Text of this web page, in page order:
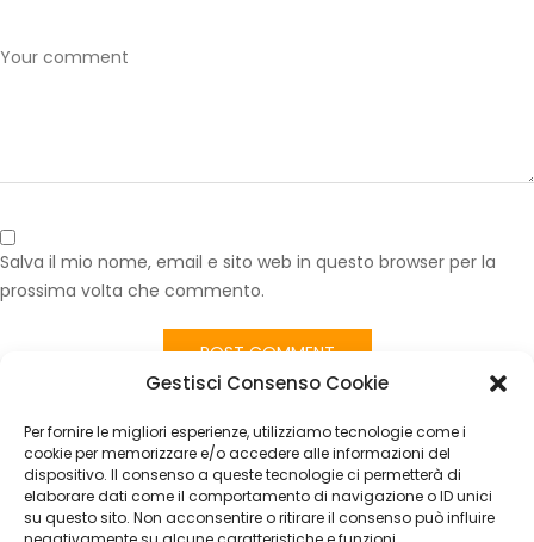
Gestisci Consenso Cookie
Per fornire le migliori esperienze, utilizziamo tecnologie come i
cookie per memorizzare e/o accedere alle informazioni del
dispositivo. Il consenso a queste tecnologie ci permetterà di
elaborare dati come il comportamento di navigazione o ID unici
su questo sito. Non acconsentire o ritirare il consenso può influire
Salva il mio nome, email e sito web in questo browser per la
prossima volta che commento.
Tessuto Tappezzeria Auto Mercedes Grigio
CATEGORIES
Nessuna categoria